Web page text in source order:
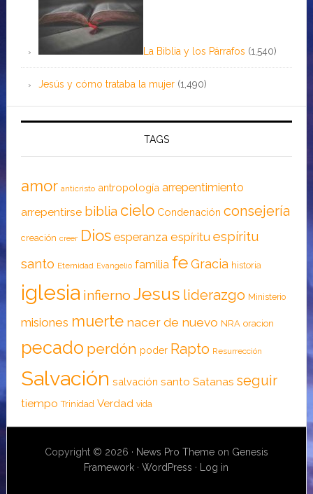
La Biblia y los Párrafos (1,540)
Jesús y cómo trataba la mujer (1,490)
TAGS
amor anticristo antropología arrepentimiento
arrepentirse biblia cielo Condenación consejería
creación creer Dios esperanza espíritu espíritu
santo Eternidad Evangelio familia feGracia historia
iglesia infierno Jesus liderazgo Ministerio
misiones muerte nacer de nuevo NRA oracion
pecado perdón poder Rapto Resurrección
Salvación salvación santo Satanas seguir
tiempo Trinidad Verdad vida
Copyright © 2026 · News Pro Themeon Genesis
Framework ·WordPress · Log in